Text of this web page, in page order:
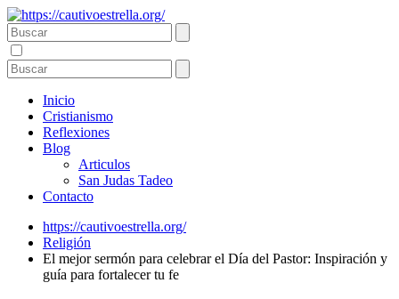
Inicio
Cristianismo
Reflexiones
Blog
Articulos
San Judas Tadeo
Contacto
https://cautivoestrella.org/
Religión
El mejor sermón para celebrar el Día del Pastor: Inspiración y
guía para fortalecer tu fe